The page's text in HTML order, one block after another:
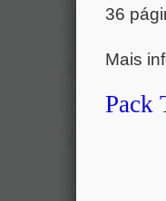
36
Mais
Pack